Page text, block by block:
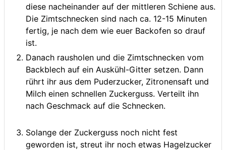
diese nacheinander auf der mittleren Schiene aus.
Die Zimtschnecken sind nach ca. 12-15 Minuten
fertig, je nach dem wie euer Backofen so drauf
ist.
Danach rausholen und die Zimtschnecken vom
Backblech auf ein Auskühl-Gitter setzen. Dann
rührt ihr aus dem Puderzucker, Zitronensaft und
Milch einen schnellen Zuckerguss. Verteilt ihn
nach Geschmack auf die Schnecken.
Solange der Zuckerguss noch nicht fest
geworden ist, streut ihr noch etwas Hagelzucker